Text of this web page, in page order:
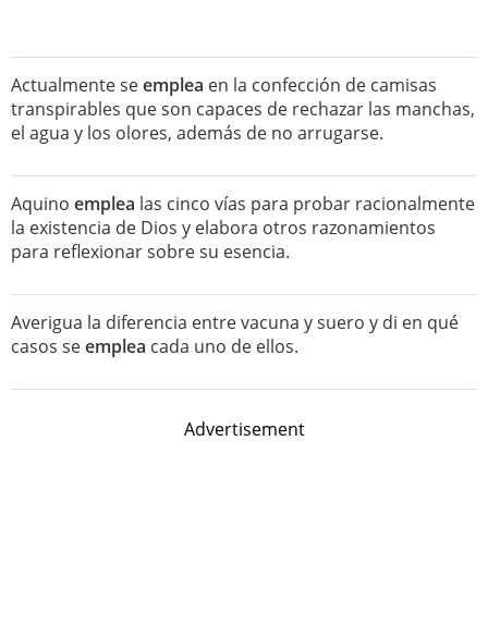
Actualmente seemplea en la confección de camisas
transpirables que son capaces de rechazar las manchas,
el agua y los olores, además de no arrugarse.
Aquino emplea las cinco vías para probar racionalmente
la existencia de Dios y elabora otros razonamientos
para reflexionar sobre su esencia.
Averigua la diferencia entre vacuna y suero y di en qué
casos seemplea cada uno de ellos.
Advertisement